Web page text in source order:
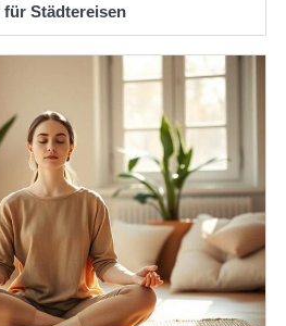
für Städtereisen